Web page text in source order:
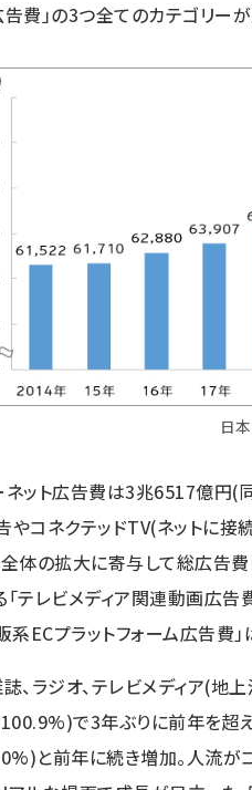
告費」の3つ全てのカテゴリーが
日
ネット広告費は3兆6517億円(
やコネクテッドTV(ネットに
全体の拡大に寄与して総広告
「テレビメディア関連動画広
販系ECプラットフォーム広告
誌、ラジオ、テレビメディア(
で3年ぶりに前年を超
と前年に続き増加。人流がコ